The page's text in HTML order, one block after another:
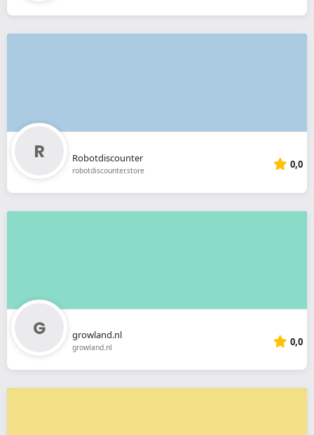
Robotdiscounter
robotdiscounter.store 0,0
growland.nl
growland.nl 0,0